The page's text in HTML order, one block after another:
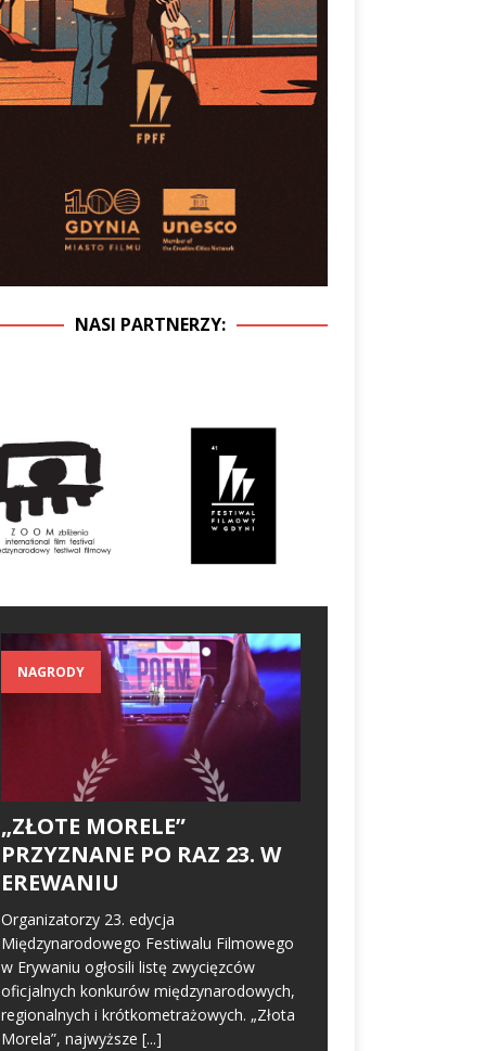
NASI PARTNERZY:
NAGRODY
„ZŁOTE MORELE”
PRZYZNANE PO RAZ 23. W
EREWANIU
Organizatorzy 23. edycja
Międzynarodowego Festiwalu Filmowego
w Erywaniu ogłosili listę zwycięzców
oficjalnych konkurów międzynarodowych,
regionalnych i krótkometrażowych. „Złota
Morela”, najwyższe [...]